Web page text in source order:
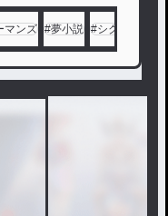
ドイ日
の小説
東アジ
アの絵
マンズ #夢小説 #シクフォニ